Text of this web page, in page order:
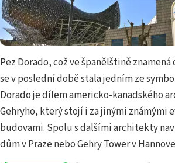
Pez Dorado, což ve španělštině znamená
se v poslední době stala jedním ze
Dorado je dílem americko-kanadského
Gehryho, který stojí i za jinými známými
budovami. Spolu s dalšími architekty
dům v Praze nebo Gehry Tower v